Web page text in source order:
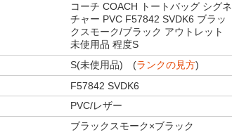
コーチ COACH トートバッグ シグネ
チャー PVC F57842 SVDK6 ブラッ
クスモーク/ブラック アウトレット
未使用品 程度S
S(未使用品) (ランクの見方)
F57842 SVDK6
PVC/レザー
ブラックスモーク×ブラック